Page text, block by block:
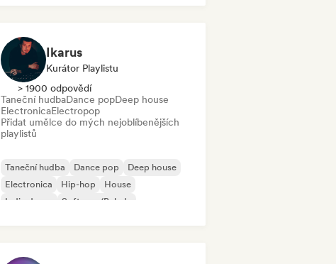
Ikarus
Kurátor Playlistu
> 1900 odpovědí
Taneční hudbaDance popDeep house
ElectronicaElectropop
Přidat umělce do mých nejoblíbenějších
playlistů
Taneční hudba Dance pop
Deep house
Electronica
Hip-hop
House
Indie dance
Soft pop/Balada